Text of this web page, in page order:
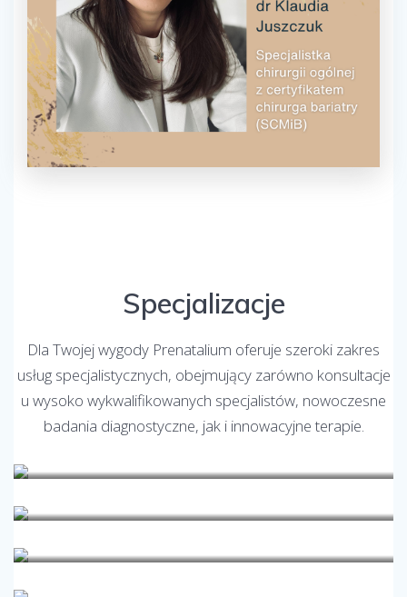
Specjalizacje
Dla Twojej wygody Prenatalium oferuje szeroki zakres
usług specjalistycznych, obejmujący zarówno konsultacje
u wysoko wykwalifikowanych specjalistów, nowoczesne
badania diagnostyczne, jak i innowacyjne terapie.